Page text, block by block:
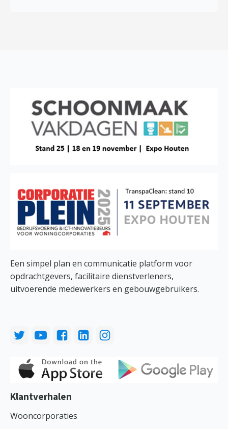
Een simpel plan en communicatie platform voor
opdrachtgevers, facilitaire dienstverleners,
uitvoerende medewerkers en gebouwgebruikers.
Klantverhalen
Wooncorporaties